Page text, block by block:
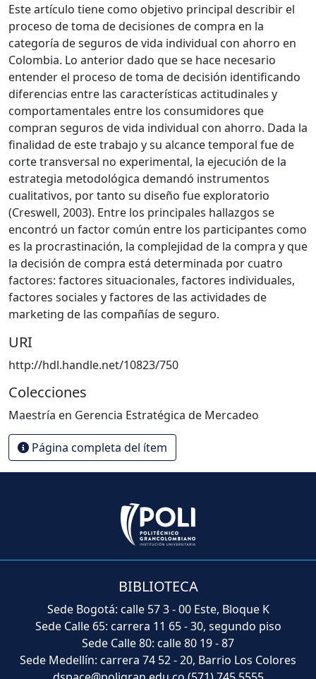
Este artículo tiene como objetivo principal describir el
proceso de toma de decisiones de compra en la
categoría de seguros de vida individual con ahorro en
Colombia. Lo anterior dado que se hace necesario
entender el proceso de toma de decisión identificando
diferencias entre las características actitudinales y
comportamentales entre los consumidores que
compran seguros de vida individual con ahorro. Dada la
finalidad de este trabajo y su alcance temporal fue de
corte transversal no experimental, la ejecución de la
estrategia metodológica demandó instrumentos
cualitativos, por tanto su diseño fue exploratorio
(Creswell, 2003). Entre los principales hallazgos se
encontró un factor común entre los participantes como
es la procrastinación, la complejidad de la compra y que
la decisión de compra está determinada por cuatro
factores: factores situacionales, factores individuales,
factores sociales y factores de las actividades de
marketing de las compañías de seguro.
URI
http://hdl.handle.net/10823/750
Colecciones
Maestría en Gerencia Estratégica de Mercadeo
Página completa del ítem
BIBLIOTECA
Sede Bogotá: calle 57 3 - 00 Este, Bloque K
Sede Calle 65: carrera 11 65 - 30, segundo piso
Sede Calle 80: calle 80 19 - 87
Sede Medellín: carrera 74 52 - 20, Barrio Los Colores